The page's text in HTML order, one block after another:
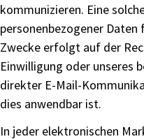
kommunizieren. Eine
personenbezogener
Zwecke erfolgt auf der
Einwilligung oder unseres
direkter E-Mail-
dies anwendbar ist.
In jeder elektronischen